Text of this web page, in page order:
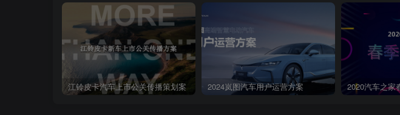
江铃皮卡汽车上市公关传播策划案 2024岚图汽车用户运营方案 2020汽车之家